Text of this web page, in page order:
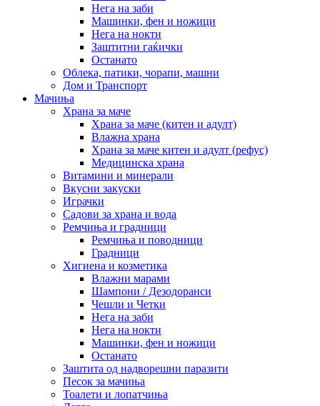
Нега на заби
Машинки, фен и ножици
Нега на нокти
Заштитни гаќички
Останато
Облека, патики, чорапи, машни
Дом и Транспорт
Мачиња
Храна за маче
Храна за маче (китен и адулт)
Влажна храна
Храна за маче китен и адулт (рефус)
Медицинска храна
Витамини и минерали
Вкусни закуски
Играчки
Садови за храна и вода
Ремчиња и градници
Ремчиња и поводници
Градници
Хигиена и козметика
Влажни марами
Шампони / Дезодоранси
Чешли и Четки
Нега на заби
Нега на нокти
Машинки, фен и ножици
Останато
Заштита од надворешни паразити
Песок за мачиња
Тоалети и лопатчиња